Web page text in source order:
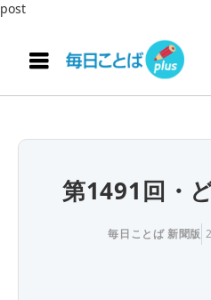
post
第1491回・
毎日ことば 新聞版